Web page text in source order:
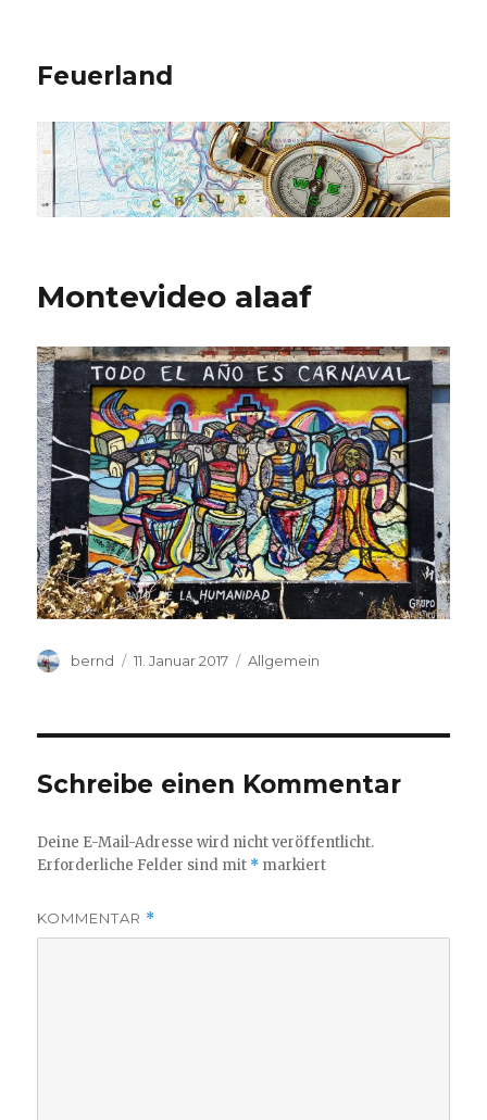
Feuerland
Montevideo alaaf
Autor
bernd
Veröffentlicht
11. Januar 2017 Kategorien
Allgemein
Schreibe einen Kommentar
Deine E-Mail-Adresse wird nicht veröffentlicht.
Erforderliche Felder sind mit * markiert
KOMMENTAR *